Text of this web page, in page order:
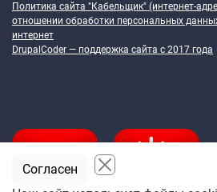
Политика сайта "Кабельщик" (интернет-
отношении обработки персональных
интернет
DrupalCoder — поддержка сайта c 2017 года
Согласен